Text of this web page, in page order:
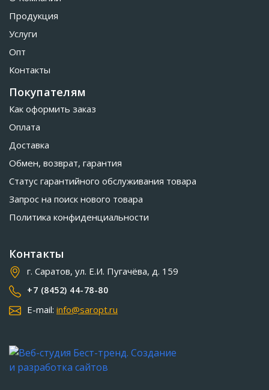
Продукция
Услуги
Опт
Контакты
Покупателям
Как оформить заказ
Оплата
Доставка
Обмен, возврат, гарантия
Статус гарантийного обслуживания товара
Запрос на поиск нового товара
Политика конфиденциальности
Контакты
г. Саратов, ул. Е.И. Пугачёва, д. 159
+7 (8452) 44-78-80
E-mail: info@saropt.ru